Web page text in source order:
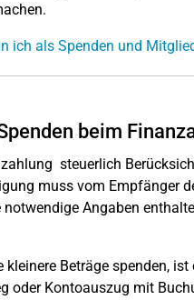
ich als Spenden und
beim
steuerlich
muss vom Empfänger
Angaben
kleinere Beträge spenden,
oder Kontoauszug mit